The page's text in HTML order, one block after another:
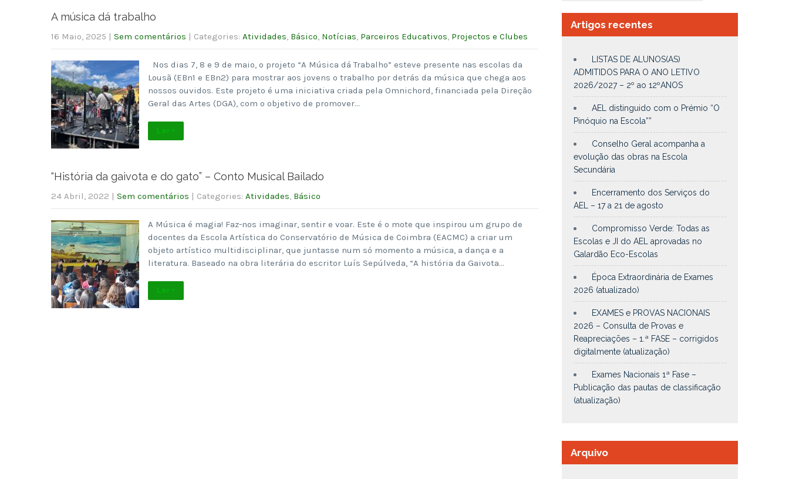
A música dá trabalho
16 Maio, 2025 | Sem comentários | Categories: Atividades, Básico, Notícias, Parceiros Educativos, Projectos e Clubes
Nos dias 7, 8 e 9 de maio, o projeto “A Música dá Trabalho” esteve presente nas escolas da
Lousã (EBn1 e EBn2) para mostrar aos jovens o trabalho por detrás da música que chega aos
nossos ouvidos. Este projeto é uma iniciativa criada pela Omnichord, financiada pela Direção
Geral das Artes (DGA), com o objetivo de promover…
Ler +
“História da gaivota e do gato” – Conto Musical Bailado
24 Abril, 2022 | Sem comentários | Categories: Atividades, Básico
A Música é magia! Faz-nos imaginar, sentir e voar. Este é o mote que inspirou um grupo de
docentes da Escola Artística do Conservatório de Música de Coimbra (EACMC) a criar um
objeto artístico multidisciplinar, que juntasse num só momento a música, a dança e a
literatura. Baseado na obra literária do escritor Luís Sepúlveda, “A história da Gaivota…
Ler +
Artigos recentes
LISTAS DE ALUNOS(AS)
ADMITIDOS PARA O ANO LETIVO
2026/2027 – 2º ao 12ºANOS
AEL distinguido com o Prémio “O
Pinóquio na Escola””
Conselho Geral acompanha a
evolução das obras na Escola
Secundária
Encerramento dos Serviços do
AEL – 17 a 21 de agosto
Compromisso Verde: Todas as
Escolas e JI do AEL aprovadas no
Galardão Eco-Escolas
Época Extraordinária de Exames
2026 (atualizado)
EXAMES e PROVAS NACIONAIS
2026 – Consulta de Provas e
Reapreciações – 1.ª FASE – corrigidos
digitalmente (atualização)
Exames Nacionais 1ª Fase –
Publicação das pautas de classificação
(atualização)
Arquivo